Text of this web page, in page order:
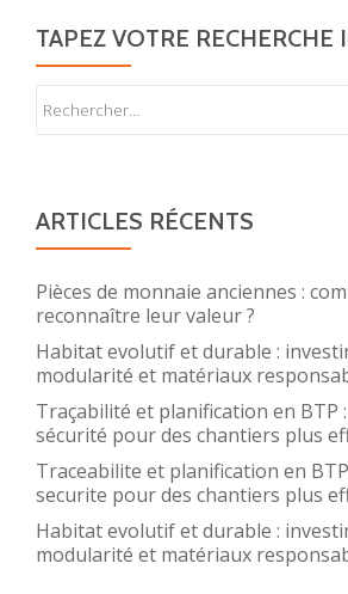
TAPEZ VOTRE RECHERCHE
ARTICLES RÉCENTS
Pièces de monnaie anciennes :
reconnaître leur valeur ?
Habitat evolutif et durable :
modularité et matériaux
Traçabilité et planification en BTP
sécurité pour des chantiers plus
Traceabilite et planification en
securite pour des chantiers plus
Habitat evolutif et durable :
modularité et matériaux